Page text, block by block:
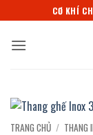
qua
CƠ KHÍ
TRANG CHỦ / THANG